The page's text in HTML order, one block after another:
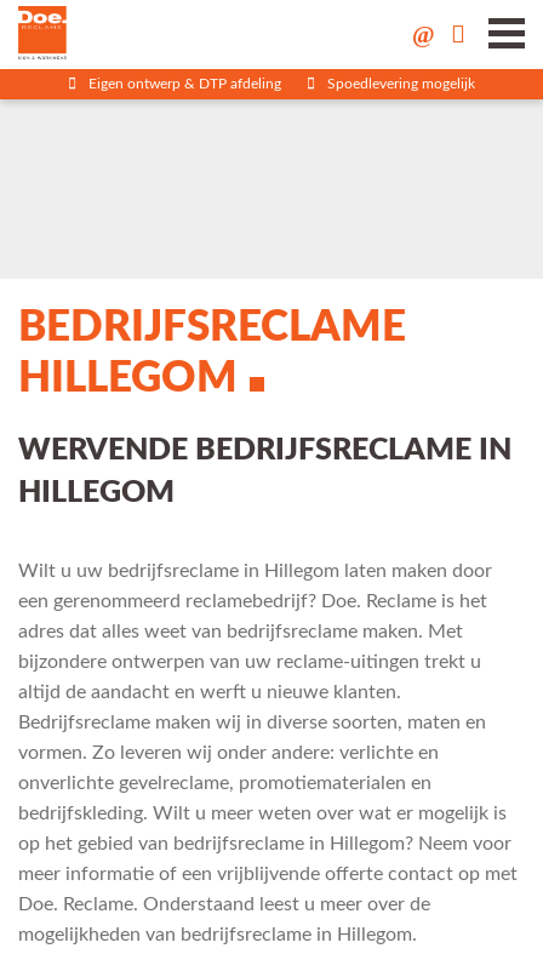
Eigen ontwerp & DTP afdeling Spoedlevering mogelijk
BEDRIJFSRECLAME
HILLEGOM
WERVENDE BEDRIJFSRECLAME IN
HILLEGOM
Wilt u uw bedrijfsreclame in Hillegom laten maken door
een gerenommeerd reclamebedrijf? Doe. Reclame is het
adres dat alles weet van bedrijfsreclame maken. Met
bijzondere ontwerpen van uw reclame-uitingen trekt u
altijd de aandacht en werft u nieuwe klanten.
Bedrijfsreclame maken wij in diverse soorten, maten en
vormen. Zo leveren wij onder andere: verlichte en
onverlichte gevelreclame, promotiematerialen en
bedrijfskleding. Wilt u meer weten over wat er mogelijk is
op het gebied van bedrijfsreclame in Hillegom? Neem voor
meer informatie of een vrijblijvende offerte contact op met
Doe. Reclame. Onderstaand leest u meer over de
mogelijkheden van bedrijfsreclame in Hillegom.